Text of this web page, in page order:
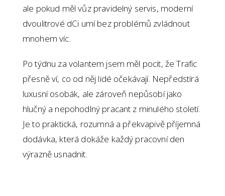
ale pokud měl vůz pravidelný servis, moderní
dvoulitrové dCi umí bez problémů zvládnout
mnohem víc.
Po týdnu za volantem jsem měl pocit, že Trafic
přesně ví, co od něj lidé očekávají. Nepředstírá
luxusní osobák, ale zároveň nepůsobí jako
hlučný a nepohodlný pracant z minulého století.
Je to praktická, rozumná a překvapivě příjemná
dodávka, která dokáže každý pracovní den
výrazně usnadnit.